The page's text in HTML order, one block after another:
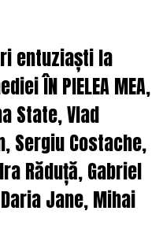
entuziaști la
ÎN PIELEA MEA,
State, Vlad
Sergiu Costache,
Răduță, Gabriel
Jane, Mihai